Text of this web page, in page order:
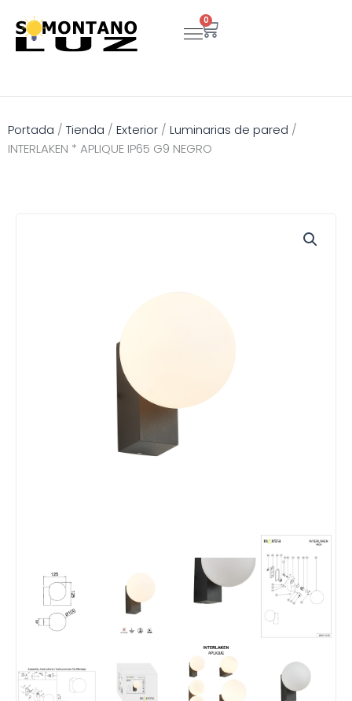
contenido
0
Carrito
Portada / Tienda / Exterior / Luminarias de pared /
INTERLAKEN * APLIQUE IP65 G9 NEGRO